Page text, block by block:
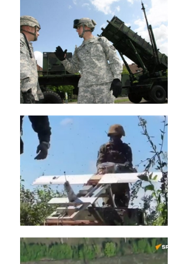
Diego Maradona
Di cư
Dòng chảy phương Bắc 1
Dải Gaza
Facebook
FED
Fansipan
F0
FLC
F-16
Gương sáng
Golf
Giáng sinh
GDP